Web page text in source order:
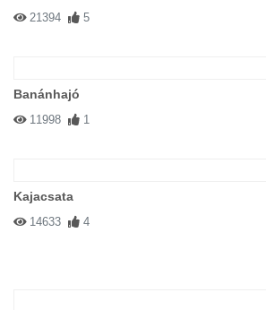
21394 5
Banánhajó
11998 1
Kajacsata
14633 4